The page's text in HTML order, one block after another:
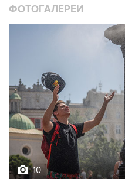
ФОТОГАЛЕРЕИ
10